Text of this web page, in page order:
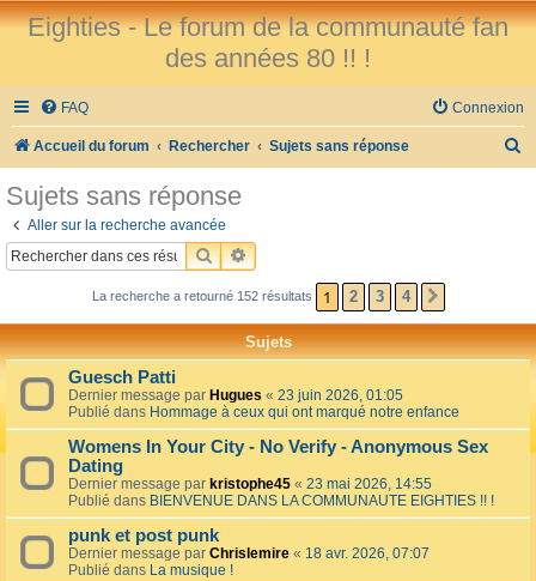
Eighties - Le forum de la communauté fan
des années 80 !! !
FAQ Connexion
Accueil du forum Rechercher Sujets sans réponse
h
r
Sujets sans réponse
Aller sur la recherche avancée
RECHERCHER
RECHERCHE AVANCÉE
La recherche a retourné 152 résultats 1 2 3 4
Sujets
Guesch Patti
Dernier message par Hugues « 23 juin 2026, 01:05
Publié dans Hommage à ceux qui ont marqué notre enfance
Womens In Your City - No Verify - Anonymous Sex
Dating
Dernier message par kristophe45 « 23 mai 2026, 14:55
Publié dans BIENVENUE DANS LA COMMUNAUTE EIGHTIES !! !
punk et post punk
Dernier message par Chrislemire « 18 avr. 2026, 07:07
Publié dans La musique !